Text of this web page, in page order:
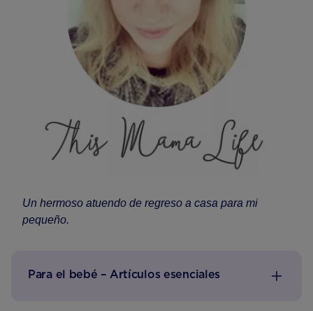
Un hermoso atuendo de regreso a casa para mi
pequeño.
Para el bebé – Artículos esenciales